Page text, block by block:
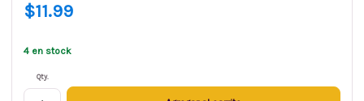
$11.99
4 en stock
Qty.